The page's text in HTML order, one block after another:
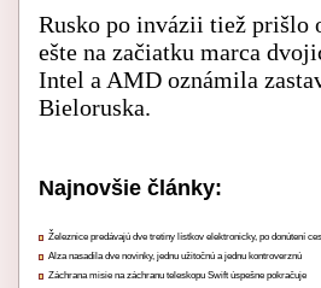
Rusko po invázii tiež prišlo
ešte na začiatku marca
Intel a AMD oznámila
Bieloruska.
Najnovšie články:
Železnice predávajú dve tretiny lístkov elektronicky, po donútení
Alza nasadila dve novinky, jednu užitočnú a jednu kontroverznú
Záchrana misie na záchranu teleskopu Swift úspešne pokračuje